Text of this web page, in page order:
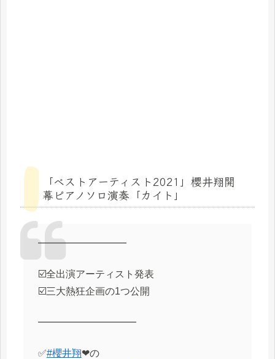
「ベストアーティスト2021」櫻井翔開
幕ピアノソロ演奏「カイト」
━━━━━━━━━
☑️全出演アーティスト発表
☑️三大熱狂企画の1つ公開
━━━━━━━━━━
✅#櫻井翔❤の